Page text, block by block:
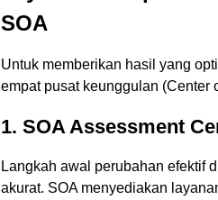
SOA
Untuk memberikan hasil yang
empat pusat keunggulan (Center
1. SOA Assessment
Langkah awal perubahan efektif
akurat. SOA menyediakan